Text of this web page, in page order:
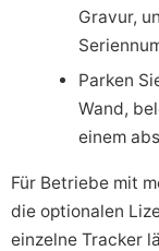
Gravur,
Parken
Wand,
einem
Für Betriebe mit
die optionalen
einzelne Tracker